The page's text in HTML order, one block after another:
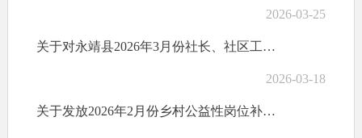
2026-03-25
关于对永靖县2026年3月份社长、社区工作者、网格员等乡村工作人员报酬发放情况的公示
2026-03-18
关于发放2026年2月份乡村公益性岗位补贴的公示